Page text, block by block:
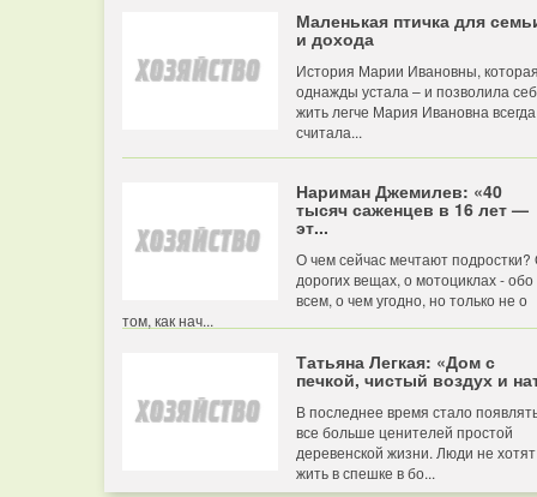
Маленькая птичка для
и дохода
История Марии Ивановны,
однажды устала – и позволила
жить легче Мария Ивановна всегда
считала...
Нариман Джемилев: «40
тысяч саженцев в 16 лет —
эт...
О чем сейчас мечтают подростки?
дорогих вещах, о мотоциклах - обо
всем, о чем угодно, но только не о
том, как нач...
Татьяна Легкая: «Дом с
печкой, чистый воздух и
В последнее время стало
все больше ценителей простой
деревенской жизни. Люди не хотят
жить в спешке в бо...